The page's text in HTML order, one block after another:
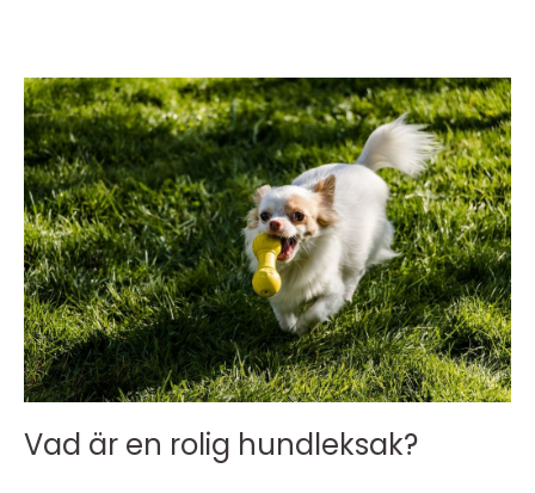
Vad är en rolig hundleksak?